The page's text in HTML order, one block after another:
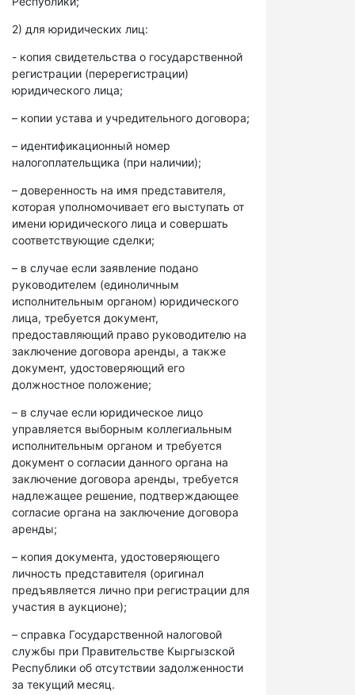
2) для юридических лиц:
- копия свидетельства о государственной
регистрации (перерегистрации)
юридического лица;
– копии устава и учредительного договора;
– идентификационный номер
налогоплательщика (при наличии);
– доверенность на имя представителя,
которая уполномочивает его выступать от
имени юридического лица и совершать
соответствующие сделки;
– в случае если заявление подано
руководителем (единоличным
исполнительным органом) юридического
лица, требуется документ,
предоставляющий право руководителю на
заключение договора аренды, а также
документ, удостоверяющий его
должностное положение;
– в случае если юридическое лицо
управляется выборным коллегиальным
исполнительным органом и требуется
документ о согласии данного органа на
заключение договора аренды, требуется
надлежащее решение, подтверждающее
согласие органа на заключение договора
аренды;
– копия документа, удостоверяющего
личность представителя (оригинал
предъявляется лично при регистрации для
участия в аукционе);
– справка Государственной налоговой
службы при Правительстве Кыргызской
Республики об отсутствии задолженности
за текущий месяц.